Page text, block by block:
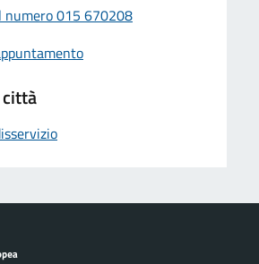
numero 015 670208